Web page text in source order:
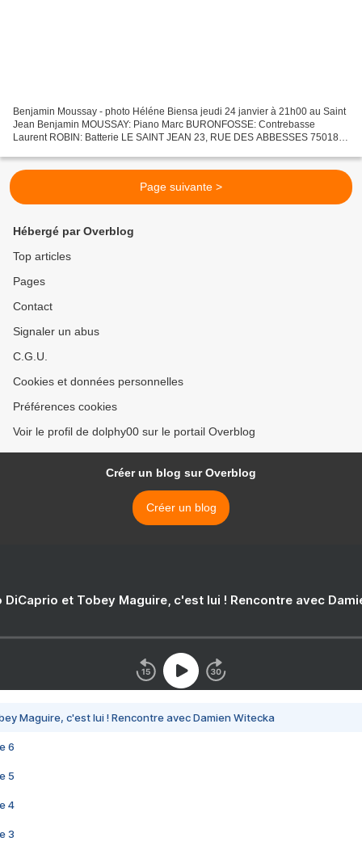
Benjamin Moussay - photo Héléne Biensa jeudi 24 janvier à 21h00 au Saint
Jean Benjamin MOUSSAY: Piano Marc BURONFOSSE: Contrebasse
Laurent ROBIN: Batterie LE SAINT JEAN 23, RUE DES ABBESSES 75018
Page suivante >
Hébergé par Overblog
Top articles
Pages
Contact
Signaler un abus
C.G.U.
Cookies et données personnelles
Préférences cookies
Voir le profil de dolphy00 sur le portail Overblog
Créer un blog sur Overblog
Créer un blog
DiCaprio et Tobey Maguire, c'est lui ! Rencontre avec
Maguire, c'est lui ! Rencontre avec Damien Witecka
6
5
4
3